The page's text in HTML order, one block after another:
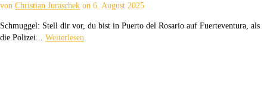
von Christian Juraschek on 6. August 2025
Schmuggel: Stell dir vor, du bist in Puerto del Rosario auf Fuerteventura, als
die Polizei... Weiterlesen